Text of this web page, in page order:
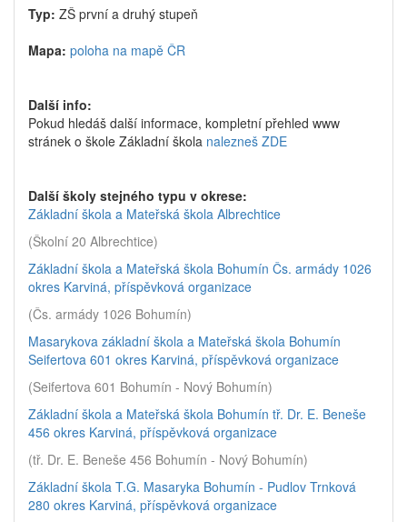
Typ: ZŠ první a druhý stupeň
Mapa: poloha na mapě ČR
Další info:
Pokud hledáš další informace, kompletní přehled www
stránek o škole Základní škola nalezneš ZDE
Další školy stejného typu v okrese:
Základní škola a Mateřská škola Albrechtice
(Školní 20 Albrechtice)
Základní škola a Mateřská škola Bohumín Čs. armády 1026
okres Karviná, příspěvková organizace
(Čs. armády 1026 Bohumín)
Masarykova základní škola a Mateřská škola Bohumín
Seifertova 601 okres Karviná, příspěvková organizace
(Seifertova 601 Bohumín - Nový Bohumín)
Základní škola a Mateřská škola Bohumín tř. Dr. E. Beneše
456 okres Karviná, příspěvková organizace
(tř. Dr. E. Beneše 456 Bohumín - Nový Bohumín)
Základní škola T.G. Masaryka Bohumín - Pudlov Trnková
280 okres Karviná, příspěvková organizace